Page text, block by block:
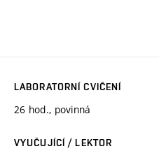
LABORATORNÍ CVIČENÍ
26 hod., povinná
VYUČUJÍCÍ / LEKTOR